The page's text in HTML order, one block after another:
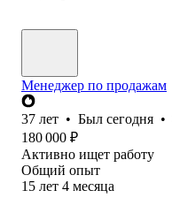
Менеджер по продажам
37 лет • Был сегодня •
180 000 ₽
Активно ищет работу
Общий опыт
15 лет 4 месяца